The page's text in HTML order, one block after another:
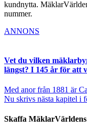
kundnytta.
nummer.
ANNONS
Vet du vilken
längst? I 145 år för att
Med anor från 1881 är
Nu skrivs nästa kapitel i
Skaffa